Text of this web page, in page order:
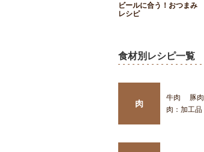
ビールに合う！おつまみ
レシピ
食材別レシピ一覧
肉
牛肉 豚肉
肉：加工品